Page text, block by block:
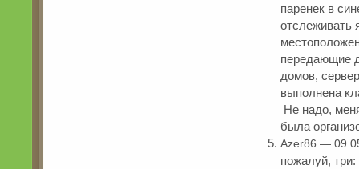
паренек в
отслеживать
передающие
домов,
выполнена
Не надо,
была
Azer86 —
пожалуй,